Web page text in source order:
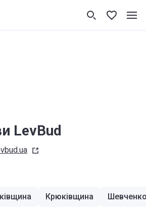
LevBud
Крюківщина